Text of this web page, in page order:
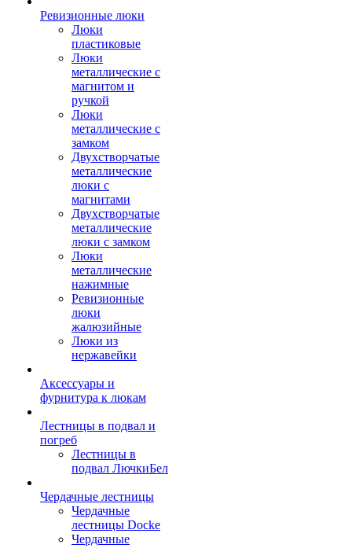
Ревизионные люки
Люки
пластиковые
Люки
металлические с
магнитом и
ручкой
Люки
металлические с
замком
Двухстворчатые
металлические
люки с
магнитами
Двухстворчатые
металлические
люки с замком
Люки
металлические
нажимные
Ревизионные
люки
жалюзийные
Люки из
нержавейки
Аксессуары и
фурнитура к люкам
Лестницы в подвал и
погреб
Лестницы в
подвал ЛючкиБел
Чердачные лестницы
Чердачные
лестницы Docke
Чердачные